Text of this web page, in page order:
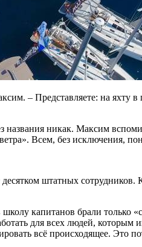
– Представляете: на яхту
названия никак. Максим
Всем, без исключения,
штатных
капитанов брали только
для всех людей, которым
всё происходящее. Это